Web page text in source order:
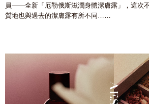
員——全新「厄勒俄斯滋潤身體潔膚露」，這次
質地也與過去的潔膚露有所不同……